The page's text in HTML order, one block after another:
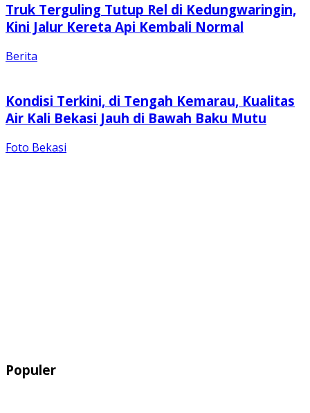
Truk Terguling Tutup Rel di Kedungwaringin,
Kini Jalur Kereta Api Kembali Normal
Berita
Kondisi Terkini, di Tengah Kemarau, Kualitas
Air Kali Bekasi Jauh di Bawah Baku Mutu
Foto Bekasi
Populer